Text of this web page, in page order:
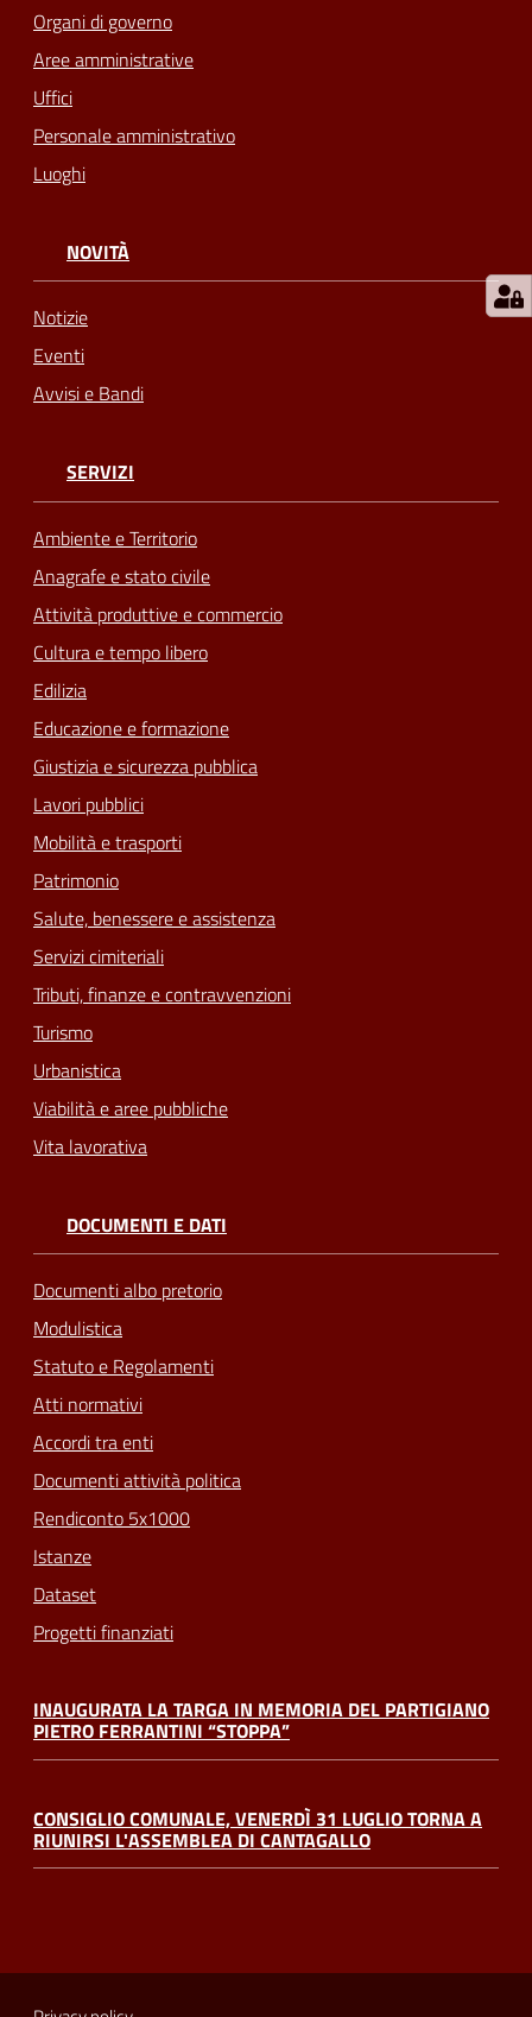
Organi di governo
Aree amministrative
Uffici
Personale amministrativo
Luoghi
NOVITÀ
Notizie
Eventi
Avvisi e Bandi
SERVIZI
Ambiente e Territorio
Anagrafe e stato civile
Attività produttive e commercio
Cultura e tempo libero
Edilizia
Educazione e formazione
Giustizia e sicurezza pubblica
Lavori pubblici
Mobilità e trasporti
Patrimonio
Salute, benessere e assistenza
Servizi cimiteriali
Tributi, finanze e contravvenzioni
Turismo
Urbanistica
Viabilità e aree pubbliche
Vita lavorativa
DOCUMENTI E DATI
Documenti albo pretorio
Modulistica
Statuto e Regolamenti
Atti normativi
Accordi tra enti
Documenti attività politica
Rendiconto 5x1000
Istanze
Dataset
Progetti finanziati
INAUGURATA LA TARGA IN MEMORIA DEL PARTIGIANO
PIETRO FERRANTINI “STOPPA”
CONSIGLIO COMUNALE, VENERDÌ 31 LUGLIO TORNA A
RIUNIRSI L'ASSEMBLEA DI CANTAGALLO